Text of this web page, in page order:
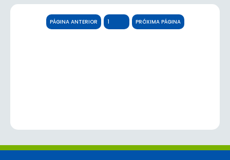
PÁGINA ANTERIOR PRÓXIMA PÁGINA